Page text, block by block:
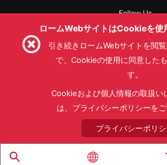
Follow Us
利用目的
プライバシーポリシー
サ
ローム製品の販売に関する標準契
© 1997 - 2026 ROHM CO., LTD. ALL
ロームWebサイトはCookieを使
引き続きロームWebサイトを閲
で、Cookieの使用に同意した
す。
Cookieおよび個人情報の取扱い
は、プライバシーポリシーをご
プライバシーポリ